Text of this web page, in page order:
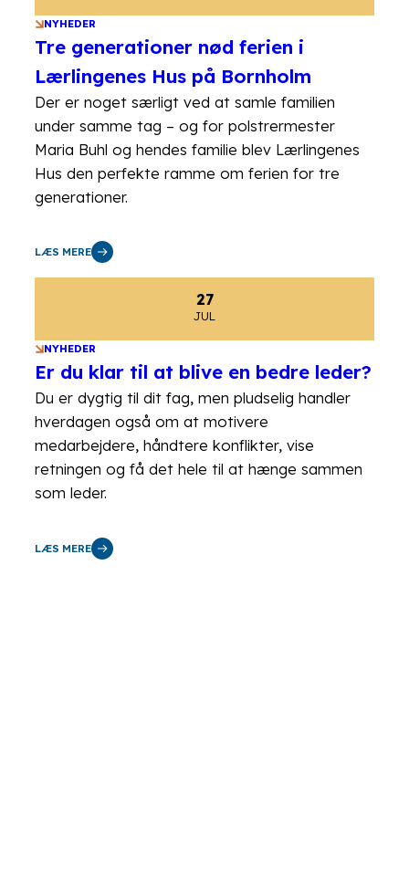
NYHEDER
Tre generationer nød ferien i
Lærlingenes Hus på Bornholm
Der er noget særligt ved at samle familien
under samme tag – og for polstrermester
Maria Buhl og hendes familie blev Lærlingenes
Hus den perfekte ramme om ferien for tre
generationer.
LÆS MERE
27
JUL
NYHEDER
Er du klar til at blive en bedre leder?
Du er dygtig til dit fag, men pludselig handler
hverdagen også om at motivere
medarbejdere, håndtere konflikter, vise
retningen og få det hele til at hænge sammen
som leder.
LÆS MERE